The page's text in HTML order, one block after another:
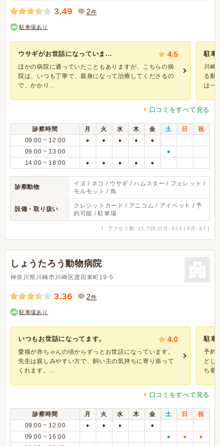
3.49 2件
駐車場あり
ウサギがお世話になっていま... 4.5
ほかの病院に通っていたこともありますが、こちらの病
院は、いつも丁寧で、親身になって治療してくださるの
で、かかり...
駐車
川崎
る動
は一
口コミをすべて見る
診察時間 月 火 水 木 金 土 日
祝
09:00 ~ 12:00
● ● ● ● ●
09:00 ~ 13:00 ●
14:00 ~ 18:00 ● ● ● ● ●
診察動物
イヌ / ネコ / ウサギ / ハムスター / フェレット /
モルモット / 鳥
設備・取り扱い
クレジットカード / アニコム / アイペット / 予
約可能 / 駐車場
↑ アクセス数: 15,705 [7月: 853 | 6月: 67 ]
しょうたろう動物病院
神奈川県川崎市川崎区渡田東町19-5
3.36 2件
駐車場あり
いつもお世話になってます。 4.0
愛猫が赤ちゃんの頃からずっとお世話になっています。
先生は親しみやすい方で、飼い主の気持ちに寄り添って
くれます。...
駐車
予約
どし
ち着
口コミをすべて見る
診察時間 月 火 水 木 金 土 日
祝
09:00 ~ 12:00
● ● ● ●
09:00 ~ 16:00 ● ● ●